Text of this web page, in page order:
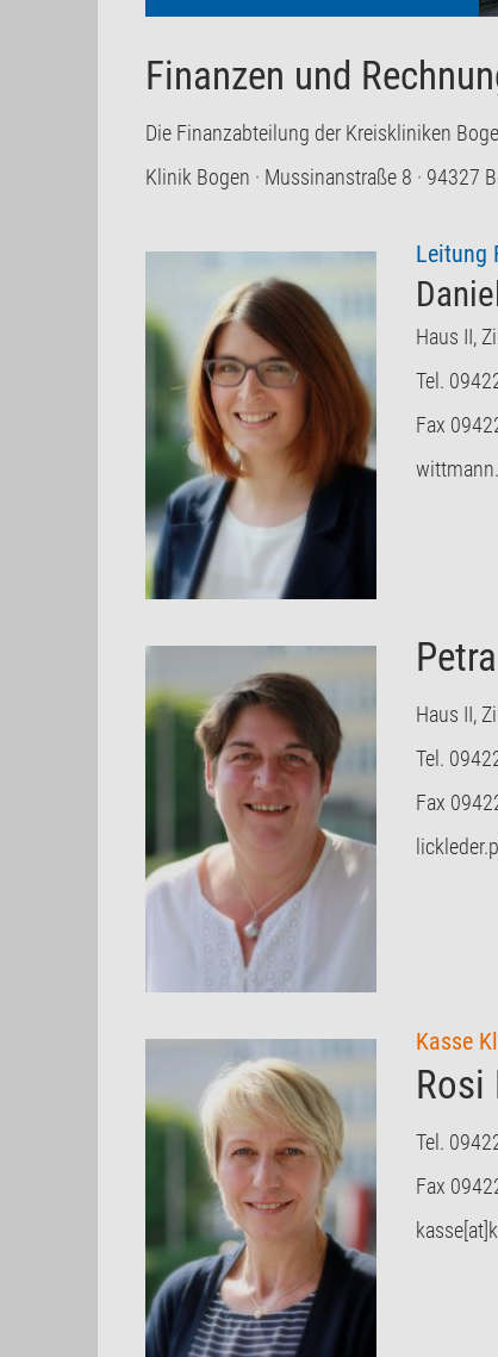
Finanzen und
Die Finanzabteilung der Kreiskliniken
Klinik Bogen · Mussinanstraße 8 · 94327
Leitung
Haus II,
Tel.
Fax
Haus II,
Tel.
Fax
Kasse
Rosi
Tel.
Fax